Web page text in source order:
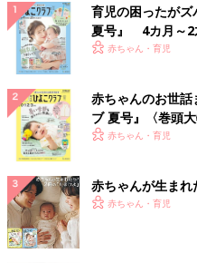
育児の困ったが
夏号』 4カ月～2
いっぱい！
赤ちゃん・育児
赤ちゃんのお世
ブ 夏号』〈巻頭
く！ おっぱい・
赤ちゃん・育児
赤ちゃんが生まれ
赤ちゃん・育児